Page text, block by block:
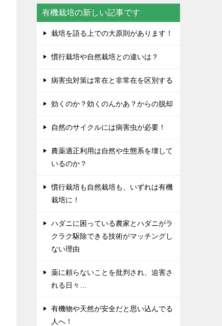
有機栽培の新しい記事です
栽培を語る上での大原則があります！
慣行栽培や自然栽培との違いは？
病害虫対策は常在と非常在を区別する
効くのか？効くのんかあ？からの脱却
自然のサイクルには病害虫が必要！
農薬適正利用は自然や生態系を壊して
いるのか？
慣行栽培も自然栽培も、いずれは有機
栽培に！
ハダニに困っている農家とハダニがラ
クラク駆除できる技術がマッチングし
ない理由
薬に頼らないことを批判され、迫害さ
れる日々…
有機物や天然が安全だと思い込んでる
人へ！